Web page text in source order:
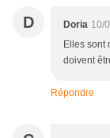
D Doria 10/
Elles sont
doivent
Répondre